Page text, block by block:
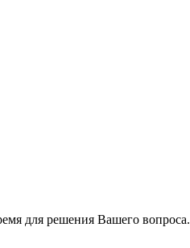
для решения Вашего вопроса.